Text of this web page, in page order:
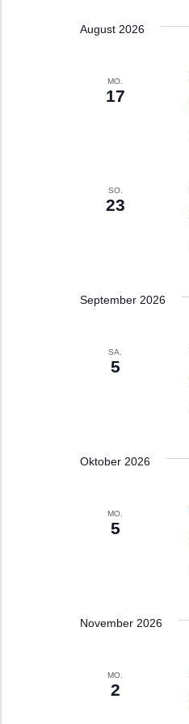
Navigation
Schlüsselwort.
August 2026
MO.
17
SO.
23
September 2026
SA.
5
Oktober 2026
MO.
5
November 2026
MO.
2